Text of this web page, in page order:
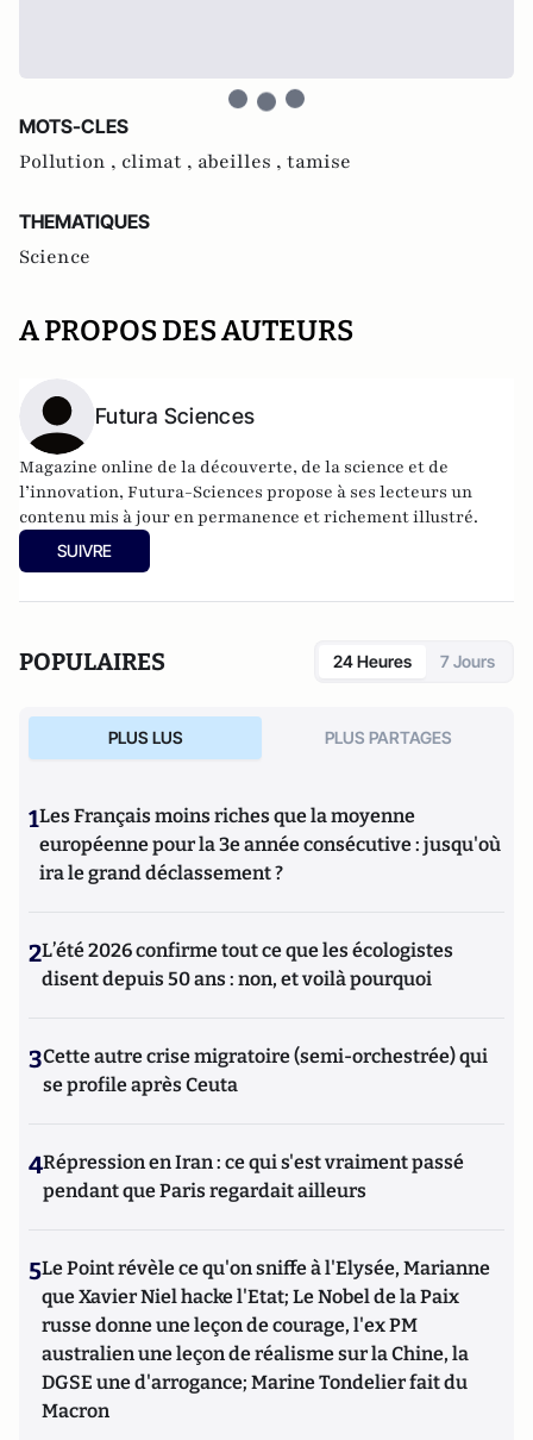
MOTS-CLES
Pollution , climat , abeilles , tamise
THEMATIQUES
Science
A PROPOS DES AUTEURS
Futura Sciences
Magazine online de la découverte, de la science et de
l’innovation, Futura-Sciences propose à ses lecteurs un
contenu mis à jour en permanence et richement illustré.
SUIVRE
POPULAIRES 24 Heures 7 Jours
PLUS LUS PLUS PARTAGES
1Les Français moins riches que la moyenne
européenne pour la 3e année consécutive : jusqu'où
ira le grand déclassement ?
2L’été 2026 confirme tout ce que les écologistes
disent depuis 50 ans : non, et voilà pourquoi
3Cette autre crise migratoire (semi-orchestrée) qui
se profile après Ceuta
4Répression en Iran : ce qui s'est vraiment passé
pendant que Paris regardait ailleurs
5Le Point révèle ce qu'on sniffe à l'Elysée, Marianne
que Xavier Niel hacke l'Etat; Le Nobel de la Paix
russe donne une leçon de courage, l'ex PM
australien une leçon de réalisme sur la Chine, la
DGSE une d'arrogance; Marine Tondelier fait du
Macron